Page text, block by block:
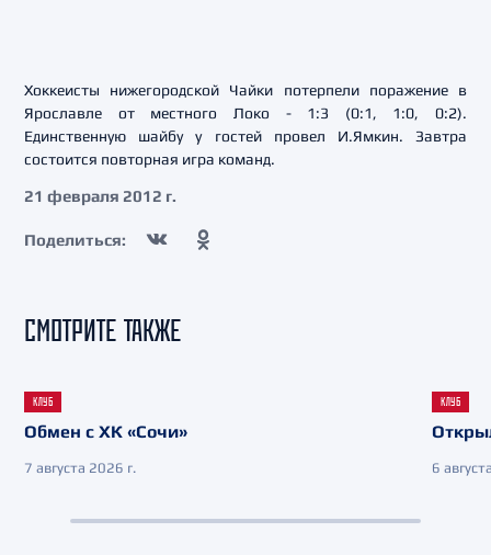
Хоккеисты нижегородской Чайки потерпели поражение в
Ярославле от местного Локо - 1:3 (0:1, 1:0, 0:2).
Единственную шайбу у гостей провел И.Ямкин. Завтра
состоится повторная игра команд.
21 февраля 2012 г.
Поделиться:
СМОТРИТЕ ТАКЖЕ
КЛУБ
Обмен с ХК «Сочи»
7 августа 2026 г.
КЛУБ
6